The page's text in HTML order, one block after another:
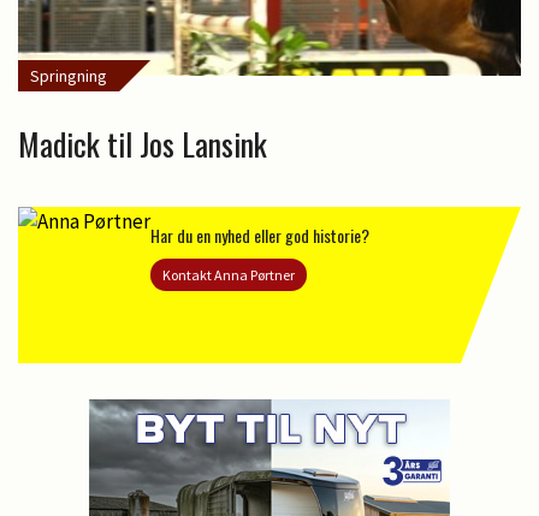
Springning
Madick til Jos Lansink
Har du en nyhed eller god historie?
Kontakt Anna Pørtner